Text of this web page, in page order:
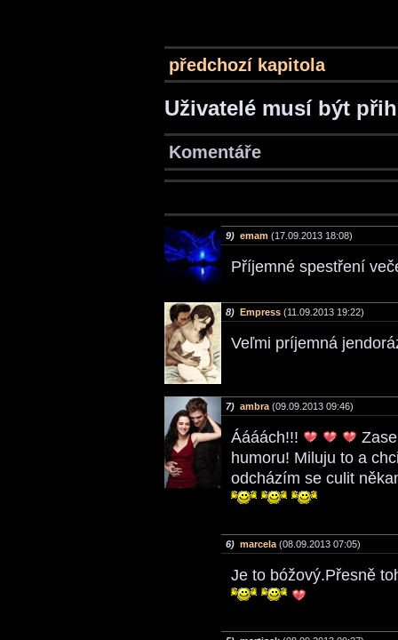
předchozí kapitola
Uživatelé musí být
Komentáře
9) emam (17.09.2013 18:08)
Příjemné spestření
8) Empress (11.09.2013 19:22)
Veľmi príjemná
7) ambra (09.09.2013 09:46)
Áááách!!!
humoru! Miluju to a
odcházím se culit
6) marcela (08.09.2013 07:05)
Je to bóžový.Přesně